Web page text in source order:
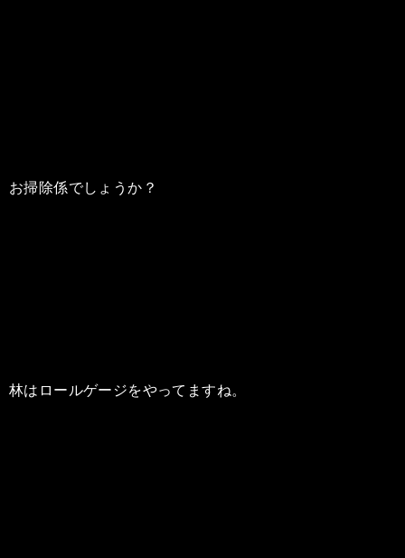
お掃除係でしょうか？
林はロールゲージをやってますね。